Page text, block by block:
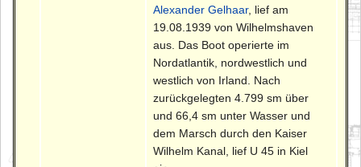
Alexander Gelhaar, lief am
19.08.1939 von Wilhelmshaven
aus. Das Boot operierte im
Nordatlantik, nordwestlich und
westlich von Irland. Nach
zurückgelegten 4.799 sm über
und 66,4 sm unter Wasser und
dem Marsch durch den Kaiser
Wilhelm Kanal, lief U 45 in Kiel